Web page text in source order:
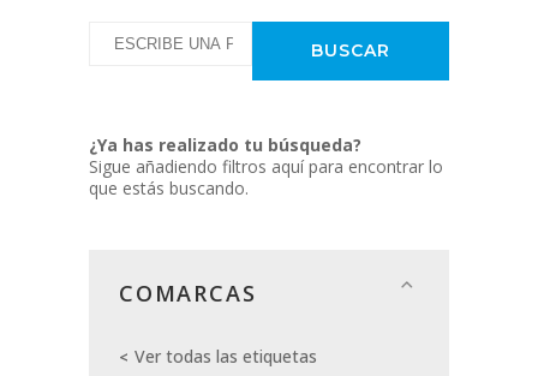
¿Ya has realizado tu búsqueda?
Sigue añadiendo filtros aquí para encontrar lo
que estás buscando.
COMARCAS
Ver todas las etiquetas